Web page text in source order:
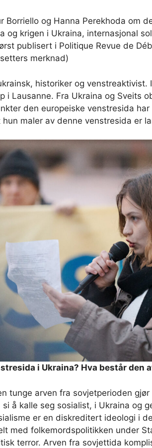
Borriello og Hanna Perekhoda om
og krigen i Ukraina, internasjonal
publisert i Politique Revue de
merknad)
historiker og venstreaktivist.
i Lausanne. Fra Ukraina og Sveits
den europeiske venstresida
maler av denne venstresida er
i Ukraina? Hva består den
tunge arven fra sovjetperioden
å kalle seg sosialist, i Ukraina og
er en diskreditert ideologi i
med folkemordspolitikken under
terror. Arven fra sovjettida